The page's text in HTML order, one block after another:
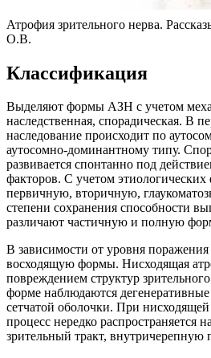
Атрофия зрительного нерва.
О.В.
Классификация
Выделяют формы АЗН с учетом
наследственная, спорадическая. В
наследование происходит по
аутосомно-доминантному типу.
развивается спонтанно под
факторов. С учетом этиологических
первичную, вторичную,
степени сохранения способности
различают частичную и полную
В зависимости от уровня
восходящую формы. Нисходящая
повреждением структур
форме наблюдаются
сетчатой оболочки. При
процесс нередко распространяется
зрительный тракт, внутричерепную